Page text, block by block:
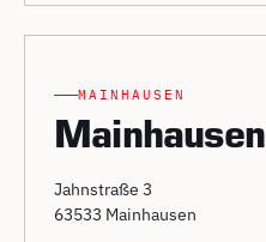
MAINHAUSEN
Mainhausen
Jahnstraße 3
63533 Mainhausen